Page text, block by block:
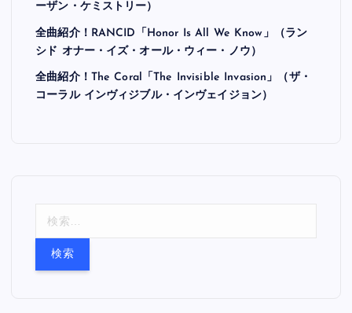
ーザン・ケミストリー）
全曲紹介！RANCID「Honor Is All We Know」（ラン
シド オナー・イズ・オール・ウィー・ノウ）
全曲紹介！The Coral「The Invisible Invasion」（ザ・
コーラル インヴィジブル・インヴェイジョン）